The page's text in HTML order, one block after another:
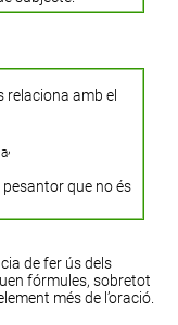
relaciona amb el
a,
pesantor que no és
de fer ús dels
fórmules, sobretot
més de l’oració.